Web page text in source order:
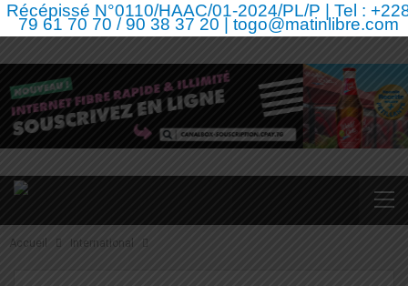
Récépissé N°0110/HAAC/01-2024/PL/P | Tel :
79 61 70 70 / 90 38 37 20 | togo@matinlibre.com
Accueil International